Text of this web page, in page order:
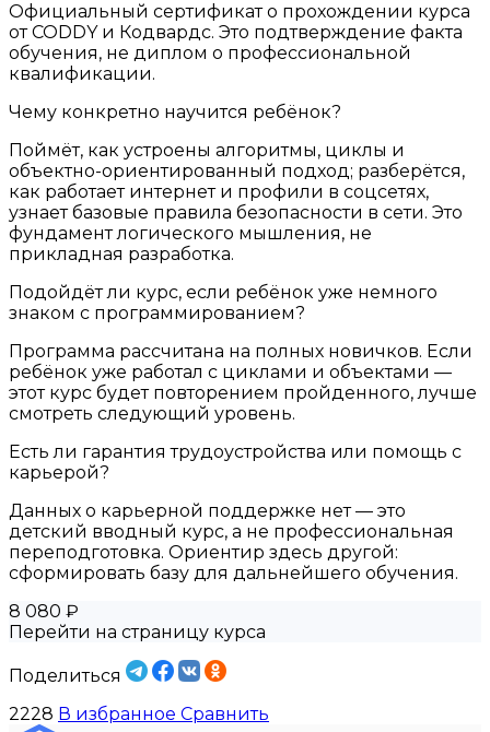
Официальный сертификат о прохождении курса
от CODDY и Кодвардс. Это подтверждение факта
обучения, не диплом о профессиональной
квалификации.
Чему конкретно научится ребёнок?
Поймёт, как устроены алгоритмы, циклы и
объектно-ориентированный подход; разберётся,
как работает интернет и профили в соцсетях,
узнает базовые правила безопасности в сети. Это
фундамент логического мышления, не
прикладная разработка.
Подойдёт ли курс, если ребёнок уже немного
знаком с программированием?
Программа рассчитана на полных новичков. Если
ребёнок уже работал с циклами и объектами —
этот курс будет повторением пройденного, лучше
смотреть следующий уровень.
Есть ли гарантия трудоустройства или помощь с
карьерой?
Данных о карьерной поддержке нет — это
детский вводный курс, а не профессиональная
переподготовка. Ориентир здесь другой:
сформировать базу для дальнейшего обучения.
8 080 ₽
Перейти на страницу курса
Поделиться
2228 В избранное Сравнить